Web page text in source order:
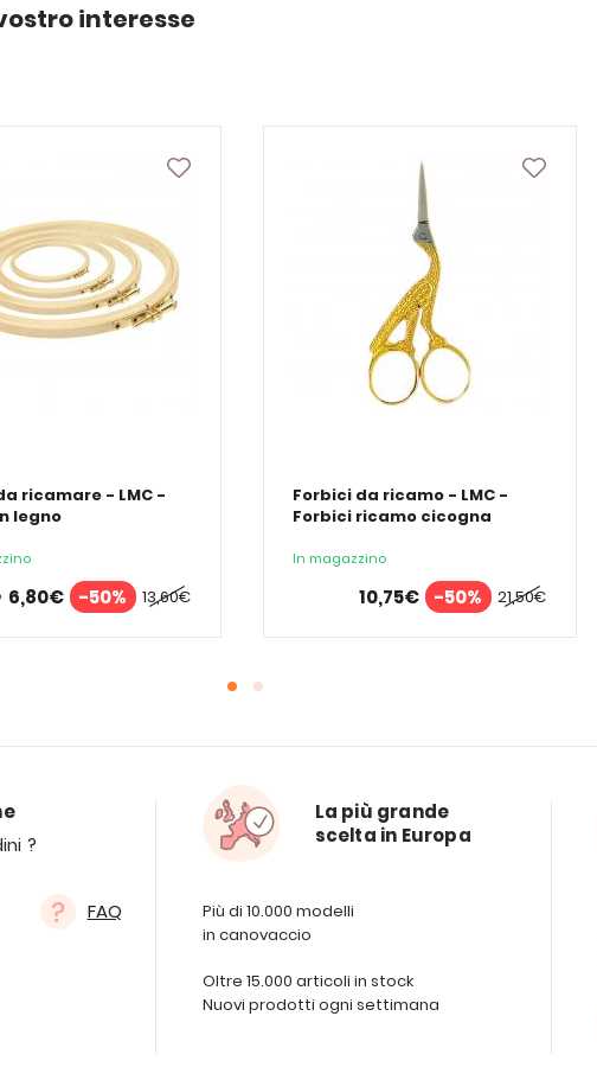
interesse
ricamare - LMC -
legno
13,60€
6,80€ -50%
Forbici da ricamo - LMC -
Forbici ricamo cicogna
In magazzino
21,50€
10,75€ -50%
?
FAQ
La più grande
scelta in Europa
Più di 10.000 modelli
in canovaccio
Oltre 15.000 articoli in stock
Nuovi prodotti ogni settimana